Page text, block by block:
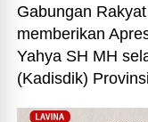
Gabungan
memberikan
Yahya SH MH
(Kadisdik)